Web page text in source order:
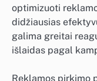
optimizuoti
didžiausias
galima greitai
išlaidas pagal
Reklamos pirkimo